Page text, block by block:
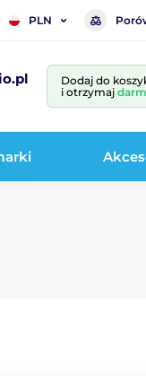
PLN
Dodaj do
i otrzymaj